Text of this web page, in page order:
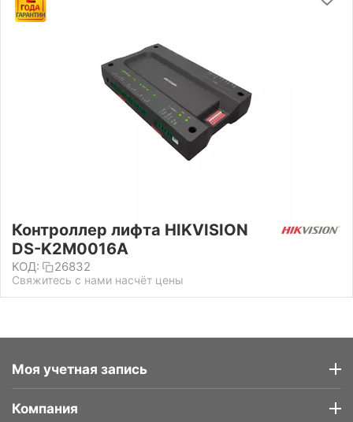
Контроллер лифта HIKVISION
DS-K2M0016A
КОД: 26832
Свяжитесь с нами насчёт цены
Моя учетная запись
Компания